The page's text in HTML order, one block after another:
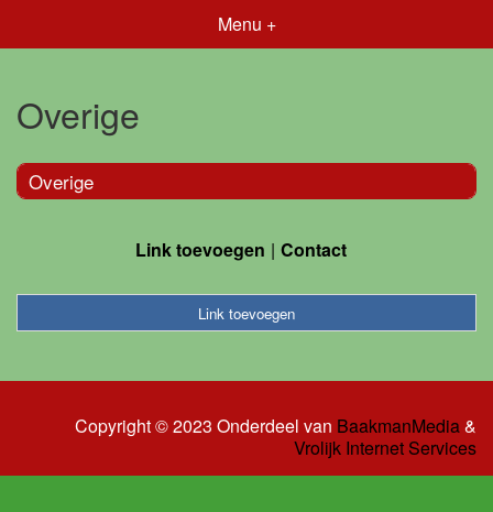
Menu +
Overige
Overige
Link toevoegen Contact
Link toevoegen
Copyright © 2023 Onderdeel van BaakmanMedia&
Vrolijk Internet Services